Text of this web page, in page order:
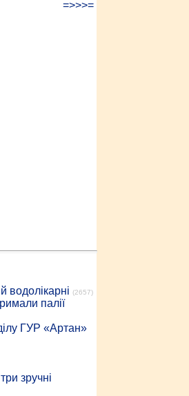
=>>>=
водолікарні (2657)
палії
ГУР «Артан»
зручні